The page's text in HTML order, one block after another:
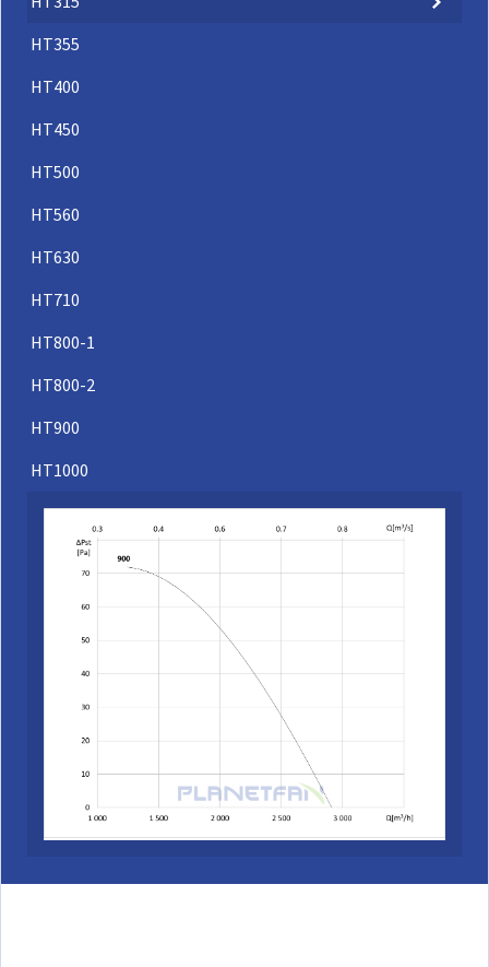
HT1000/5,5-4/9
HT355
HT400
HT450
HT500
HT560
HT630
HT710
HT800-1
HT800-2
HT900
HT1000